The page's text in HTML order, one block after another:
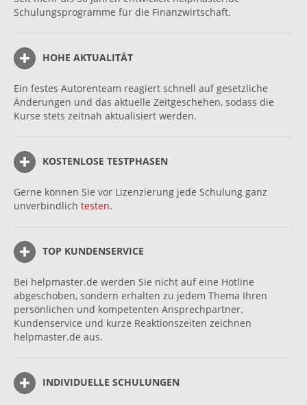
Schulungsprogramme für die Finanzwirtschaft.
HOHE AKTUALITÄT
Ein festes Autorenteam reagiert schnell auf gesetzliche
Änderungen und das aktuelle Zeitgeschehen, sodass die
Kurse stets zeitnah aktualisiert werden.
KOSTENLOSE TESTPHASEN
Gerne können Sie vor Lizenzierung jede Schulung ganz
unverbindlich testen.
TOP KUNDENSERVICE
Bei helpmaster.de werden Sie nicht auf eine Hotline
abgeschoben, sondern erhalten zu jedem Thema Ihren
persönlichen und kompetenten Ansprechpartner.
Kundenservice und kurze Reaktionszeiten zeichnen
helpmaster.de aus.
INDIVIDUELLE SCHULUNGEN